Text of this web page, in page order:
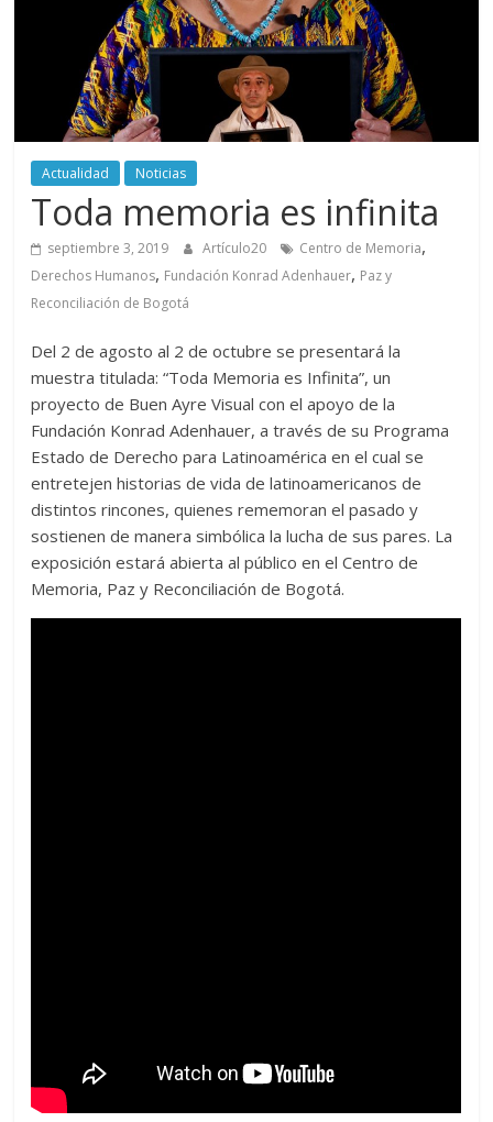
Politécnico
Grancolombiano
Actualidad Noticias
Toda memoria es infinita
septiembre 3, 2019 Artículo20 Centro de Memoria,
Derechos Humanos, Fundación Konrad Adenhauer, Paz y
Reconciliación de Bogotá
Del 2 de agosto al 2 de octubre se presentará la
muestra titulada: “Toda Memoria es Infinita”, un
proyecto de Buen Ayre Visual con el apoyo de la
Fundación Konrad Adenhauer, a través de su Programa
Estado de Derecho para Latinoamérica en el cual se
entretejen historias de vida de latinoamericanos de
distintos rincones, quienes rememoran el pasado y
sostienen de manera simbólica la lucha de sus pares. La
exposición estará abierta al público en el Centro de
Memoria, Paz y Reconciliación de Bogotá.